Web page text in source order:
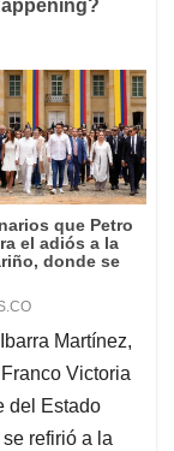
Martínez,
Victoria
del Estado
refirió a la